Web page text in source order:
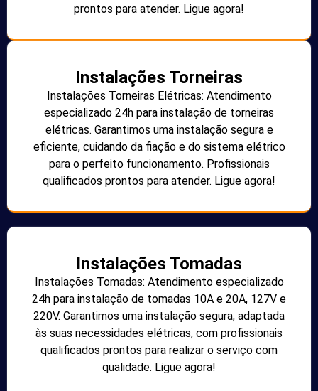
prontos para atender. Ligue agora!
Instalações Torneiras
Instalações Torneiras Elétricas: Atendimento
especializado 24h para instalação de torneiras
elétricas. Garantimos uma instalação segura e
eficiente, cuidando da fiação e do sistema elétrico
para o perfeito funcionamento. Profissionais
qualificados prontos para atender. Ligue agora!
Instalações Tomadas
Instalações Tomadas: Atendimento especializado
24h para instalação de tomadas 10A e 20A, 127V e
220V. Garantimos uma instalação segura, adaptada
às suas necessidades elétricas, com profissionais
qualificados prontos para realizar o serviço com
qualidade. Ligue agora!